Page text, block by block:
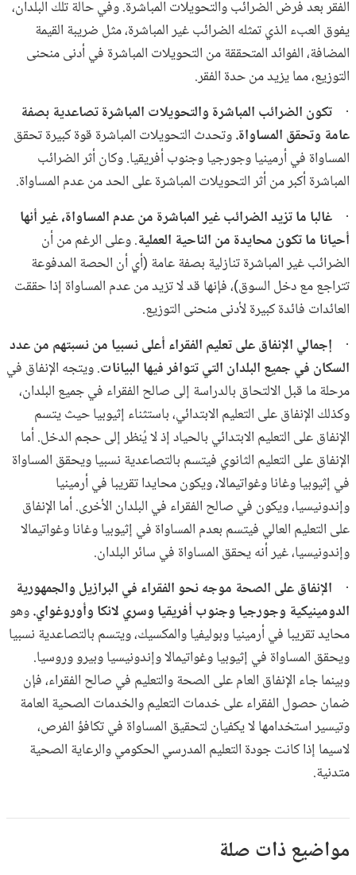
الفقر بعد فرض الضرائب والتحويلات المباشرة. وفي حالة تلك البلدان،
يفوق العبء الذي تمثله الضرائب غير المباشرة، مثل ضريبة القيمة
المضافة، الفوائد المتحققة من التحويلات المباشرة في أدنى منحنى
التوزيع، مما يزيد من حدة الفقر.
· تكون الضرائب المباشرة والتحويلات المباشرة تصاعدية بصفة
عامة وتحقق المساواة.وتحدث التحويلات المباشرة قوة كبيرة تحقق
المساواة في أرمينيا وجورجيا وجنوب أفريقيا. وكان أثر الضرائب
المباشرة أكبر من أثر التحويلات المباشرة على الحد من عدم المساواة.
· غالبا ما تزيد الضرائب غير المباشرة من عدم المساواة، غير أنها
أحيانا ما تكون محايدة من الناحية العملية. وعلى الرغم من أن
الضرائب غير المباشرة تنازلية بصفة عامة (أي أن الحصة المدفوعة
تتراجع مع دخل السوق)، فإنها قد لا تزيد من عدم المساواة إذا حققت
العائدات فائدة كبيرة لأدنى منحنى التوزيع.
· إجمالي الإنفاق على تعليم الفقراء أعلى نسبيا من نسبتهم من عدد
السكان في جميع البلدان التي تتوافر فيها البيانات. ويتجه الإنفاق في
مرحلة ما قبل الالتحاق بالدراسة إلى صالح الفقراء في جميع البلدان،
وكذلك الإنفاق على التعليم الابتدائي، باستثناء إثيوبيا حيث يتسم
الإنفاق على التعليم الابتدائي بالحياد إذ لا يُنظر إلى حجم الدخل. أما
الإنفاق على التعليم الثانوي فيتسم بالتصاعدية نسبيا ويحقق المساواة
في إثيوبيا وغانا وغواتيمالا، ويكون محايدا تقريبا في أرمينيا
وإندونيسيا، ويكون في صالح الفقراء في البلدان الأخرى. أما الإنفاق
على التعليم العالي فيتسم بعدم المساواة في إثيوبيا وغانا وغواتيمالا
وإندونيسيا، غير أنه يحقق المساواة في سائر البلدان.
· الإنفاق على الصحة موجه نحو الفقراء في البرازيل والجمهورية
الدومينيكية وجورجيا وجنوب أفريقيا وسري لانكا وأوروغواي.وهو
محايد تقريبا في أرمينيا وبوليفيا والمكسيك، ويتسم بالتصاعدية نسبيا
ويحقق المساواة في إثيوبيا وغواتيمالا وإندونيسيا وبيرو وروسيا.
وبينما جاء الإنفاق العام على الصحة والتعليم في صالح الفقراء، فإن
ضمان حصول الفقراء على خدمات التعليم والخدمات الصحية العامة
وتيسير استخدامها لا يكفيان لتحقيق المساواة في تكافؤ الفرص،
لاسيما إذا كانت جودة التعليم المدرسي الحكومي والرعاية الصحية
متدنية.
مواضيع ذات صلة